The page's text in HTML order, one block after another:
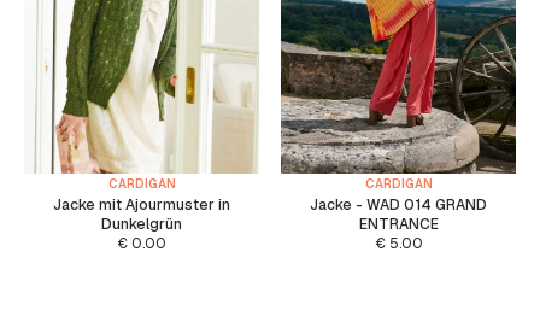
CARDIGAN
Jacke mit Ajourmuster in
Dunkelgrün
€ 0.00
CARDIGAN
Jacke - WAD 014 GRAND
ENTRANCE
€5.00